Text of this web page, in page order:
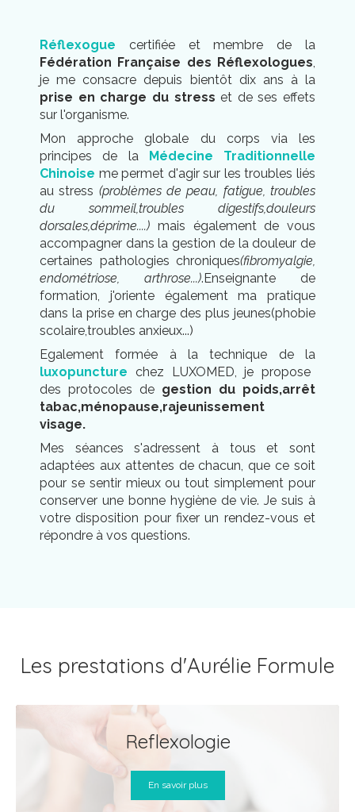
Réflexogue certifiée et membre de la
Fédération Française des Réflexologues,
je me consacre depuis bientôt dix ans à la
prise en charge du stress et de ses effets
sur l'organisme.
Mon approche globale du corps via les
principes de la Médecine Traditionnelle
Chinoise me permet d'agir sur les troubles liés
au stress (problèmes de peau, fatigue, troubles
du sommeil,troubles digestifs,douleurs
dorsales,déprime....) mais également de vous
accompagner dans la gestion de la douleur de
certaines pathologies chroniques(fibromyalgie,
endométriose, arthrose...).Enseignante de
formation, j'oriente également ma pratique
dans la prise en charge des plus jeunes(phobie
scolaire,troubles anxieux...)
Egalement formée à la technique de la
luxopuncture chez LUXOMED, je propose
des protocoles de gestion du poids,arrêt
tabac,ménopause,rajeunissement
visage.
Mes séances s'adressent à tous et sont
adaptées aux attentes de chacun, que ce soit
pour se sentir mieux ou tout simplement pour
conserver une bonne hygiène de vie. Je suis à
votre disposition pour fixer un rendez-vous et
répondre à vos questions.
Les prestations d'Aurélie Formule
Reflexologie
En savoir plus